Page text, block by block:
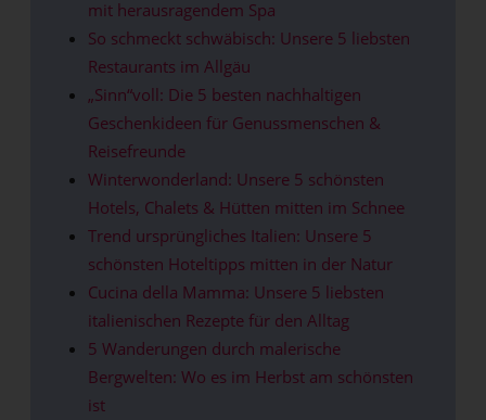
mit herausragendem Spa
So schmeckt schwäbisch: Unsere 5 liebsten
Restaurants im Allgäu
„Sinn“voll: Die 5 besten nachhaltigen
Geschenkideen für Genussmenschen &
Reisefreunde
Winterwonderland: Unsere 5 schönsten
Hotels, Chalets & Hütten mitten im Schnee
Trend ursprüngliches Italien: Unsere 5
schönsten Hoteltipps mitten in der Natur
Cucina della Mamma: Unsere 5 liebsten
italienischen Rezepte für den Alltag
5 Wanderungen durch malerische
Bergwelten: Wo es im Herbst am schönsten
ist